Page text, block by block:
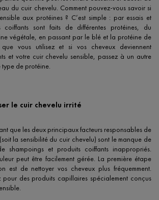
du cuir chevelu. Comment pouvez-vous savoir si
aux protéines ? C’est simple : par essais et
coiffants sont faits de différentes protéines, du
végétale, en passant par le blé et la protéine de
vous utilisez et si vos cheveux deviennent
et votre cuir chevelu sensible, passez à un autre
type de protéine.
le cuir chevelu irrité
que les deux principaux facteurs responsables de
la sensibilité du cuir chevelu) sont le manque de
shampoings et produits coiffants inappropriés.
peut être facilement gérée. La première étape
est de nettoyer vos cheveux plus fréquemment.
pour des produits capillaires spécialement conçus